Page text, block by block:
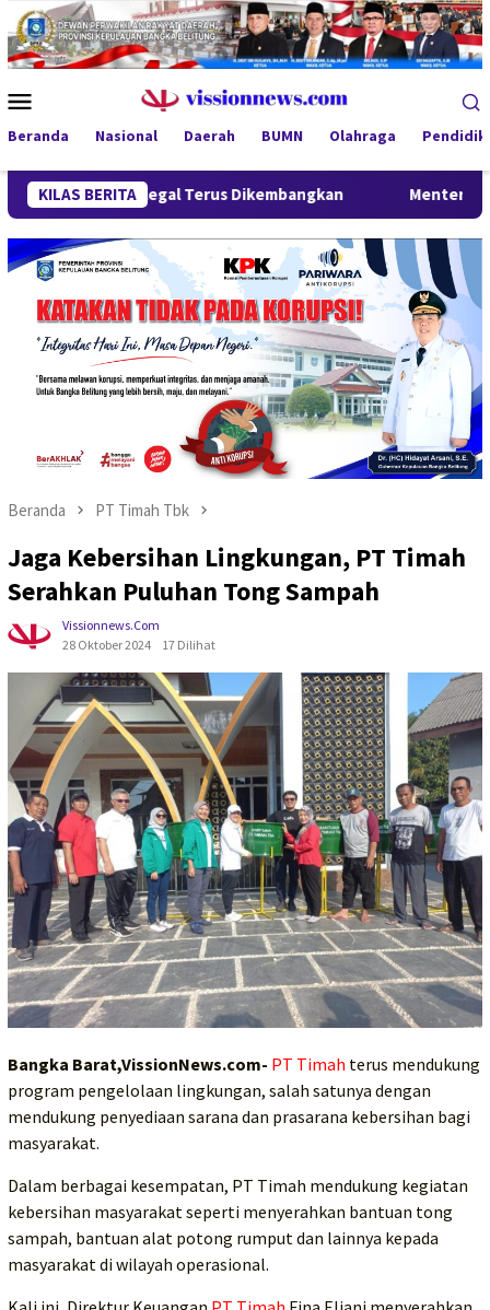
Loncat
ke
konten
Mobile
Beranda Nasional Daerah BUMN Olahraga
KILAS BERITA
Ilegal Terus Dikembangkan Menteri Wihaji Kunjungi
Beranda PT Timah Tbk
Jaga Kebersihan Lingkungan, PT Timah
Serahkan Puluhan Tong Sampah
Vissionnews.com
28 Oktober 2024
17 Dilihat
Bangka Barat,VissionNews.com- PT Timah terus mendukung
program pengelolaan lingkungan, salah satunya dengan
mendukung penyediaan sarana dan prasarana kebersihan bagi
masyarakat.
Dalam berbagai kesempatan, PT Timah mendukung kegiatan
kebersihan masyarakat seperti menyerahkan bantuan tong
sampah, bantuan alat potong rumput dan lainnya kepada
masyarakat di wilayah operasional.